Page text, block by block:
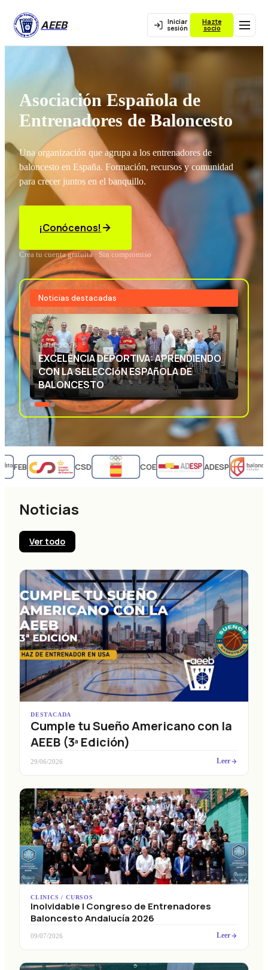
AEEB Iniciar
sesión
Hazte
socio
Asociación Española de
Entrenadores de Baloncesto
Una organización que agrupa a los entrenadores de
baloncesto en España. Formación, recursos y comunidad
para crecer juntos en el banquillo.
¡Conócenos!
Crea tu cuenta gratuita · Sin compromiso
Noticias destacadas
3 JUL 2026
EXCELENCIA DEPORTIVA: APRENDIENDO
CON LA SELECCIóN ESPAñOLA DE
BALONCESTO
FEB CSD COE ADESP
Noticias
Ver todo
DESTACADA
Cumple tu Sueño Americano con la
AEEB (3ª Edición)
29/06/2026 Leer
CLINICS / CURSOS
Inolvidable I Congreso de Entrenadores
Baloncesto Andalucía 2026
09/07/2026 Leer